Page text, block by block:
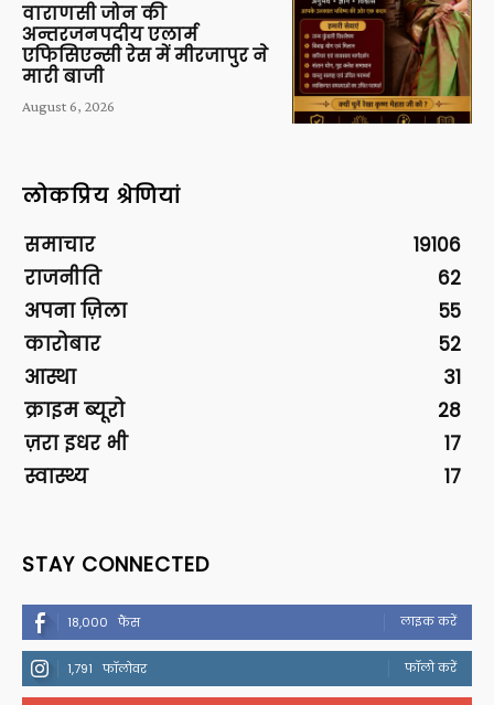
वाराणसी जोन की
अन्तरजनपदीय एलार्म
एफिसिएन्सी रेस में मीरजापुर ने
मारी बाजी
August 6, 2026
लोकप्रिय श्रेणियां
समाचार
19106
राजनीति
62
अपना ज़िला
55
कारोबार
52
आस्था
31
क्राइम ब्यूरो
28
ज़रा इधर भी
17
स्वास्थ्य
17
STAY CONNECTED
18,000 फैंस लाइक करें
1,791 फॉलोवर फॉलो करें